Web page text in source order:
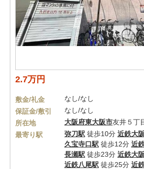
2.7万円
敷金/礼金
なし/なし
保証金/敷引
なし/なし
所在地
大阪府東大阪市友井５丁
最寄り駅
弥刀駅 徒歩10分 近鉄大
久宝寺口駅 徒歩12分 近
長瀬駅 徒歩23分 近鉄大
近鉄八尾駅 徒歩25分 近